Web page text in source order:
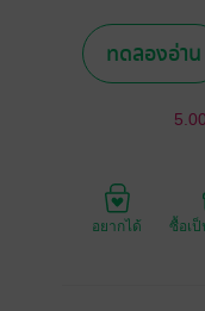
ทดลองอ่าน
5.00
อยากได้ ซื้อเ